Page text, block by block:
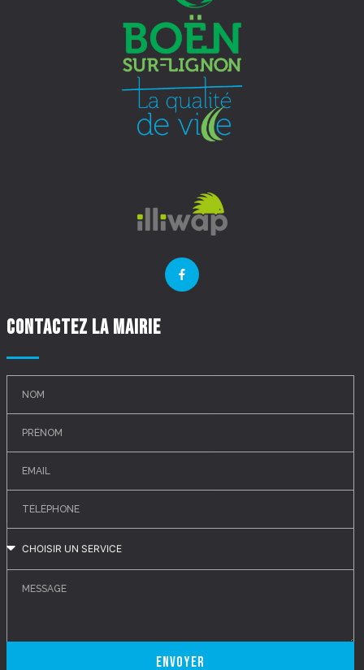
Contactez la mairie
Envoyer